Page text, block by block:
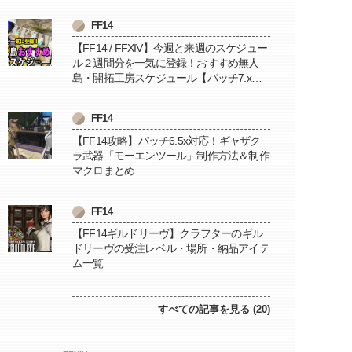
FF14
【FF14 / FFXIV】今週と来週のスケジュー
ル２週間分を一気に登録！おすすめ無人
島・開拓工房スケジュール【パッチ7.x対
FF14
【FF14攻略】パッチ6.5x対応！ギャザク
ラ武器「モーエンツール」制作方法＆制作
マクロまとめ
FF14
【FF14ギルドリーヴ】クラフターのギル
ドリーヴの受注レベル・場所・納品アイテ
ム一覧
すべての記事を見る (20)